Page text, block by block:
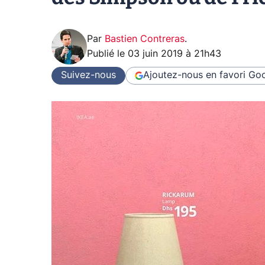
Par Bastien Contreras.
Publié le 03 juin 2019 à 21h43
Suivez-nous Ajoutez-nous en favori